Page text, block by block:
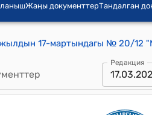
Жаңы документтерТандалган
Редакция